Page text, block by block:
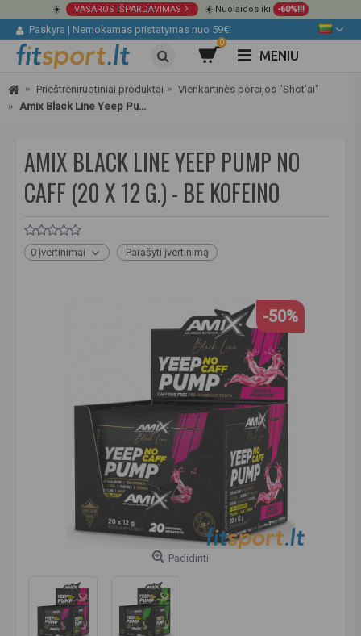
☀️ VASAROS IŠPARDAVIMAS ☀️ Nuolaidos iki -60%!!!
Paskyra | Nemokamas pristatymas nuo 59€!
0
MENIU
Prieštreniruotiniai produktai
Vienkartinės porcijos "Shot'ai"
Amix Black Line Yeep Pump No Caff (20 x 12 g.) - Be kofeino
AMIX BLACK LINE YEEP PUMP NO
CAFF (20 X 12 G.) - BE KOFEINO
0 įvertinimai Parašyti įvertinimą
-50%
Padidinti